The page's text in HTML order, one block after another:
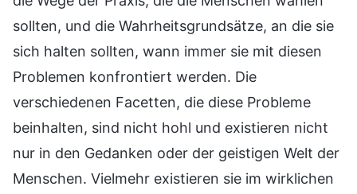
sollten, und die Wahrheitsgrundsätze, an die sie
sich halten sollten, wann immer sie mit diesen
Problemen konfrontiert werden. Die
verschiedenen Facetten, die diese Probleme
beinhalten, sind nicht hohl und existieren nicht
nur in den Gedanken oder der geistigen Welt der
Menschen. Vielmehr existieren sie im wirklichen